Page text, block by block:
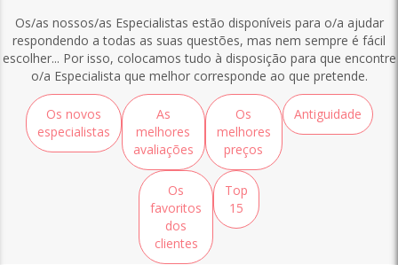
Os/as nossos/as Especialistas estão disponíveis para o/a ajudar
respondendo a todas as suas questões, mas nem sempre é fácil
escolher... Por isso, colocamos tudo à disposição para que encontre
o/a Especialista que melhor corresponde ao que pretende.
Os novos
especialistas
As
melhores
avaliações
Os
melhores
preços
Antiguidade
Os
favoritos
dos
clientes
Top
15